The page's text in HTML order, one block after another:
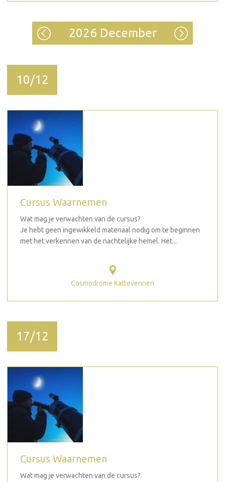
2026 December
10/12
Cursus Waarnemen
Wat mag je verwachten van de cursus?
Je hebt geen ingewikkeld materiaal nodig om te beginnen
met het verkennen van de nachtelijke hemel. Het...
Cosmodrome Kattevennen
17/12
Cursus Waarnemen
Wat mag je verwachten van de cursus?